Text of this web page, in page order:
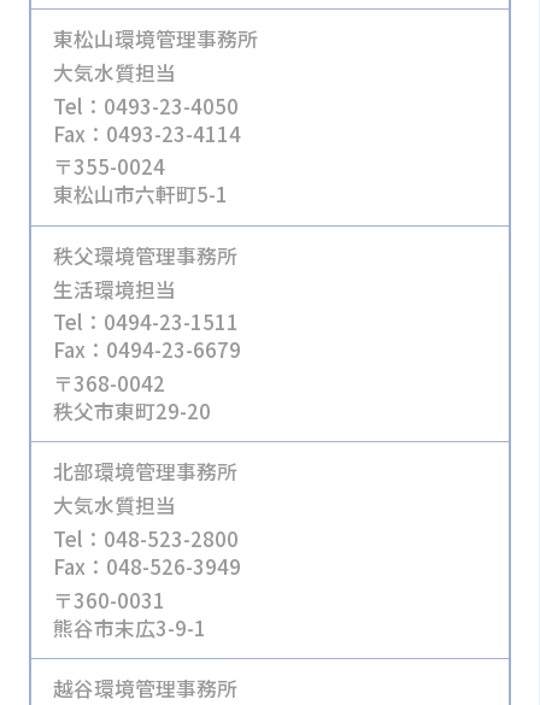
東松山環境管理事務所
大気水質担当
Tel：0493-23-4050
Fax：0493-23-4114
〒355-0024
東松山市六軒町5-1
秩父環境管理事務所
生活環境担当
Tel：0494-23-1511
Fax：0494-23-6679
〒368-0042
秩父市東町29-20
北部環境管理事務所
大気水質担当
Tel：048-523-2800
Fax：048-526-3949
〒360-0031
熊谷市末広3-9-1
越谷環境管理事務所